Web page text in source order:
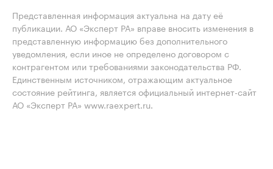
Представленная информация актуальна на дату её
публикации. АО «Эксперт РА» вправе вносить изменения в
представленную информацию без дополнительного
уведомления, если иное не определено договором с
контрагентом или требованиями законодательства РФ.
Единственным источником, отражающим актуальное
состояние рейтинга, является официальный интернет-сайт
АО «Эксперт РА» www.raexpert.ru.